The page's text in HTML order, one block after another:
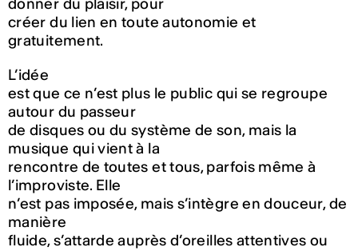
créer du lien en toute autonomie et
gratuitement.
L’idée
est que ce n’est plus le public qui se regroupe
autour du passeur
de disques ou du système de son, mais la
musique qui vient à la
rencontre de toutes et tous, parfois même à
l’improviste. Elle
n’est pas imposée, mais s’intègre en douceur, de
manière
fluide, s’attarde auprès d’oreilles attentives ou